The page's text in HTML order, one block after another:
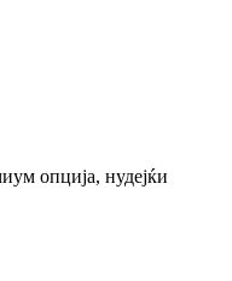
опција, нудејќи